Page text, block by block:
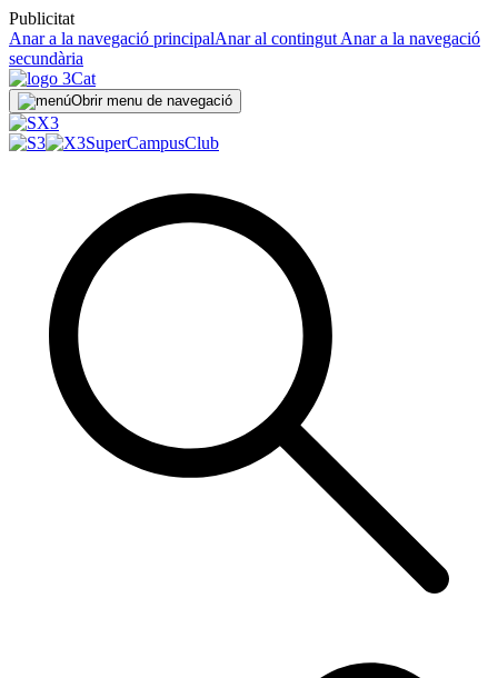
Publicitat
Anar a la navegació principalAnar al contingut Anar a la navegació
secundària
Obrir menu de navegació
SuperCampusClub